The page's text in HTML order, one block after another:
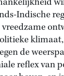
Indische
de
reflex van